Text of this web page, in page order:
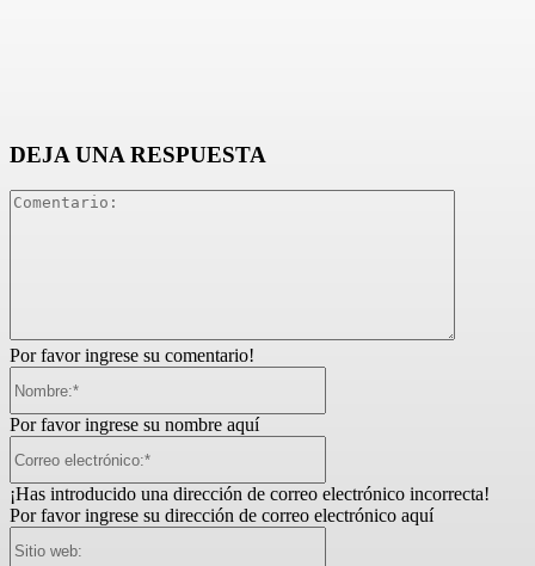
DEJA UNA RESPUESTA
Por favor ingrese su comentario!
Por favor ingrese su nombre aquí
¡Has introducido una dirección de correo electrónico incorrecta!
Por favor ingrese su dirección de correo electrónico aquí